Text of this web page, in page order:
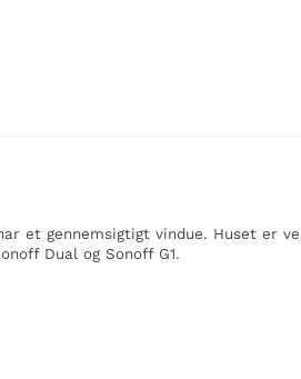
et gennemsigtigt vindue. Huset er
Dual og Sonoff G1.